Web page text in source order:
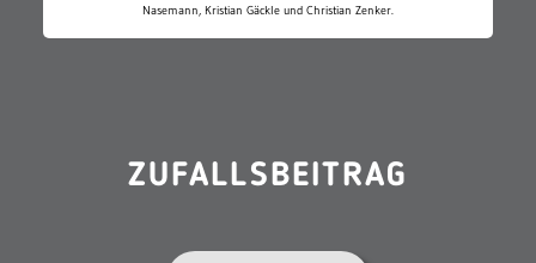
Nasemann, Kristian Gäckle und Christian Zenker.
ZUFALLSBEITRAG